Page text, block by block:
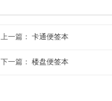
上一篇： 卡通便签本
下一篇： 楼盘便签本